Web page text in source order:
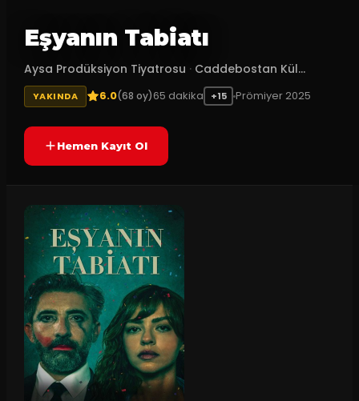
Eşyanın Tabiatı
Aysa Prodüksiyon Tiyatrosu · Caddebostan Kül...
YAKINDA 6.0(68 oy)65 dakika +15 Prömiyer 2025
Hemen Kayıt Ol